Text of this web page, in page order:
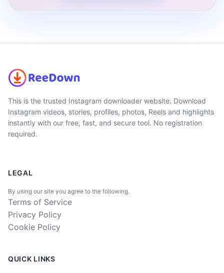
This is the trusted Instagram downloader website. Download
Instagram videos, stories, profiles, photos, Reels and highlights
instantly with our free, fast, and secure tool. No registration
required.
LEGAL
By using our site you agree to the following.
Terms of Service
Privacy Policy
Cookie Policy
QUICK LINKS